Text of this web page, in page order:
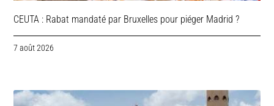
CEUTA : Rabat mandaté par Bruxelles pour piéger Madrid ?
7 août 2026